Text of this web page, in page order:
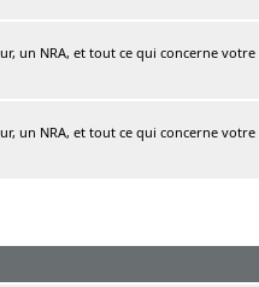
un NRA, et tout ce qui concerne votre
un NRA, et tout ce qui concerne votre